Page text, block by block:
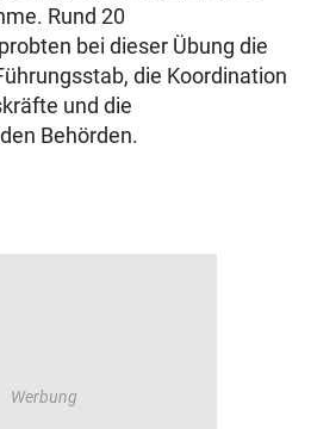
Rund 20
bei dieser Übung die
die Koordination
und die
Behörden.